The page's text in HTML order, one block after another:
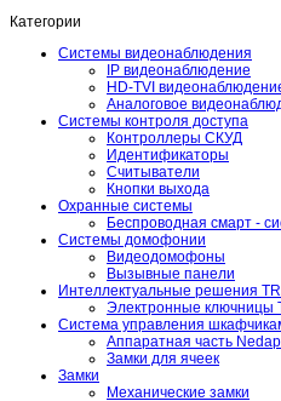
Категории
Системы видеонаблюдения
IP видеонаблюдение
HD-TVI
Аналоговое
Системы контроля доступа
Контроллеры СКУД
Идентификаторы
Считыватели
Кнопки выхода
Охранные системы
Беспроводная смарт -
Системы домофонии
Видеодомофоны
Вызывные панели
Интеллектуальные решения
Электронные ключницы
Система управления
Аппаратная часть
Замки для ячеек
Замки
Механические замки